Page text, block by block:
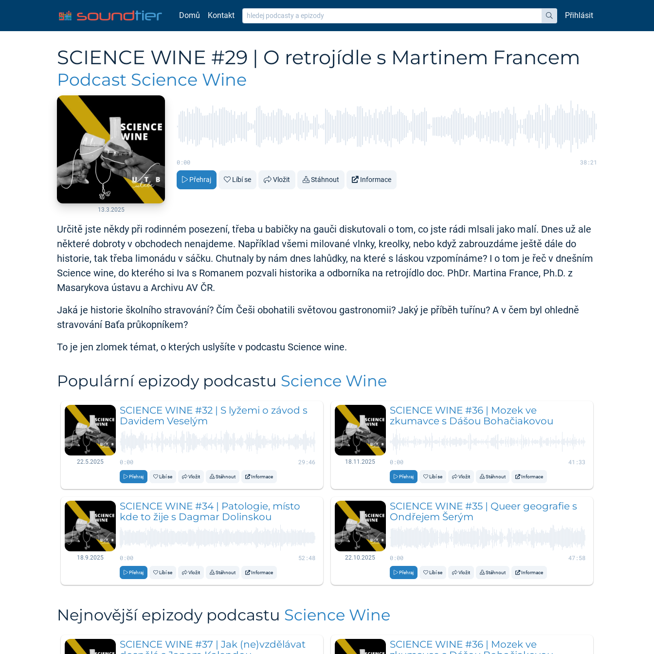
Domů Kontakt
hledat
Přihlásit
SCIENCE WINE #29 | O retrojídle s Martinem Francem
Podcast Science Wine
13.3.2025
0:00 38:21
Přehraj Líbí se Vložit Stáhnout Informace
Určitě jste někdy při rodinném posezení, třeba u babičky na gauči diskutovali o tom, co jste rádi mlsali jako malí. Dnes už ale
některé dobroty v obchodech nenajdeme. Například všemi milované vlnky, kreolky, nebo když zabrouzdáme ještě dále do
historie, tak třeba limonádu v sáčku. Chutnaly by nám dnes lahůdky, na které s láskou vzpomínáme? I o tom je řeč v dnešním
Science wine, do kterého si Iva s Romanem pozvali historika a odborníka na retrojídlo doc. PhDr. Martina France, Ph.D. z
Masarykova ústavu a Archivu AV ČR.
Jaká je historie školního stravování? Čím Češi obohatili světovou gastronomii? Jaký je příběh tuřínu? A v čem byl ohledně
stravování Baťa průkopníkem?
To je jen zlomek témat, o kterých uslyšíte v podcastu Science wine.
Populární epizody podcastu Science Wine
22.5.2025
SCIENCE WINE #32 | S lyžemi o závod s
Davidem Veselým
0:00 29:46
Přehraj Líbí se Vložit Stáhnout Informace
18.11.2025
SCIENCE WINE #36 | Mozek ve
zkumavce s Dášou Bohačiakovou
0:00 41:33
Přehraj Líbí se Vložit Stáhnout Informace
18.9.2025
SCIENCE WINE #34 | Patologie, místo
kde to žije s Dagmar Dolinskou
0:00 52:48
Přehraj Líbí se Vložit Stáhnout Informace
22.10.2025
SCIENCE WINE #35 | Queer geografie s
Ondřejem Šerým
0:00 47:58
Přehraj Líbí se Vložit Stáhnout Informace
Nejnovější epizody podcastu Science Wine
SCIENCE WINE #37 | Jak (ne)vzdělávat
SCIENCE WINE #36 | Mozek ve